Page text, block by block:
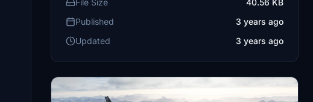
File Size
40.56 KB
Published
3 years ago
Updated
3 years ago